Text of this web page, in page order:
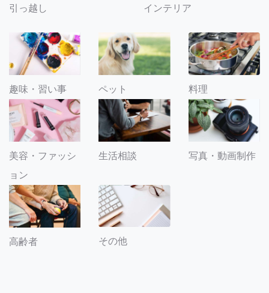
引っ越し インテリア
趣味・習い事 ペット 料理
美容・ファッシ
ョン
生活相談 写真・動画制作
高齢者 その他